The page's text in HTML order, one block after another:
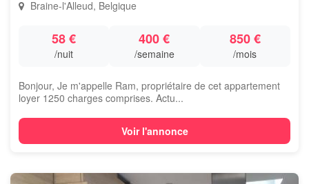
Braine-l'Alleud, Belgique
58 €
/nuit
400 €
/semaine
850 €
/mois
Bonjour, Je m'appelle Ram, propriétaire de cet appartement
loyer 1250 charges comprises. Actu...
Voir l'annonce